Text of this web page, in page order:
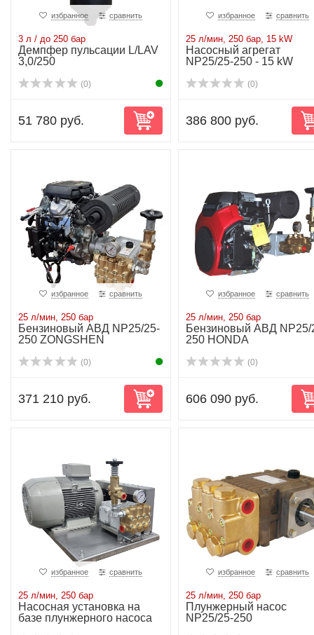
избранное сравнить
3 л / до 250 бар
Демпфер пульсации L/LAV
3,0/250
(0)
51 780 руб.
избранное сравнить
25 л/мин, 250 бар, 15 kW
Насосный агрегат
NP25/25-250 - 15 kW
(0)
386 800 руб.
избранное сравнить
25 л/мин, 250 бар
Бензиновый АВД NP25/25-
250 ZONGSHEN
(0)
371 210 руб.
избранное сравнить
25 л/мин, 250 бар
Бензиновый АВД NP25/
250 HONDA
(0)
606 090 руб.
избранное сравнить
25 л/мин, 250 бар
Насосная установка на
базе плунжерного насоса
избранное сравнить
25 л/мин, 250 бар
Плунжерный насос
NP25/25-250